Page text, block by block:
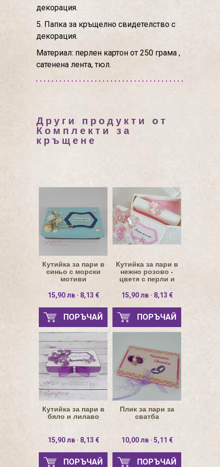
декорация.
5. Папка за кръщелно свидетелство с
декорация.
Материал: перлен картон от 250 грама ,
сатенена лента, тюл.
Други продукти от
Комплекти за
кръщене
Кутийка за пари в
синьо с морски
мотиви
15,90 лв · 8,13 €
ПОРЪЧАЙ
Кутийка за пари в
нежно розово -
цветя с перли и
15,90 лв · 8,13 €
ПОРЪЧАЙ
Кутийка за пари в
бяло и лилаво
15,90 лв · 8,13 €
ПОРЪЧАЙ
Плик за пари за
сватба
10,00 лв · 5,11 €
ПОРЪЧАЙ